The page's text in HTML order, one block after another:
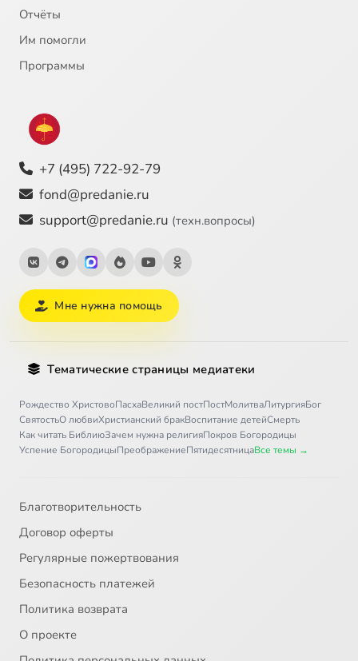
Отчёты
Им помогли
Программы
+7 (495) 722-92-79
fond@predanie.ru
support@predanie.ru (техн.вопросы)
Мне нужна помощь
Тематические страницы медиатеки
Рождество ХристовоПасхаВеликий постПостМолитваЛитургияБог
СвятостьО любвиХристианский бракВоспитание детейСмерть
Как читать БиблиюЗачем нужна религияПокров Богородицы
Успение БогородицыПреображениеПятидесятницаВсе темы →
Благотворительность
Договор оферты
Регулярные пожертвования
Безопасность платежей
Политика возврата
О проекте